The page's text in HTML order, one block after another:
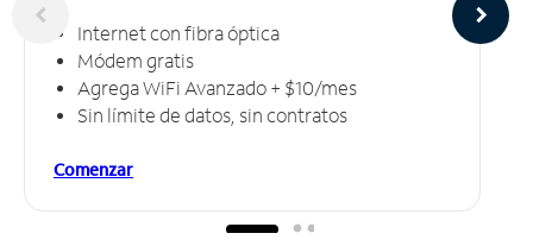
Internet con fibra óptica
Módem gratis
Agrega WiFi Avanzado + $10/mes
Sin límite de datos, sin contratos
Comenzar